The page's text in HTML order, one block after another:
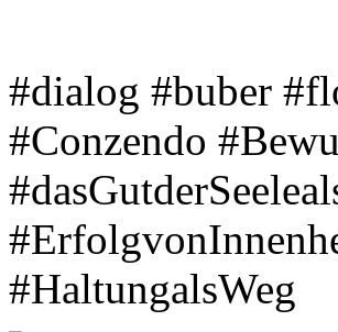
#dialog #buber
#Conzendo
#HaltungalsWeg